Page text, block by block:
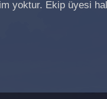
yoktur. Ekip üyesi